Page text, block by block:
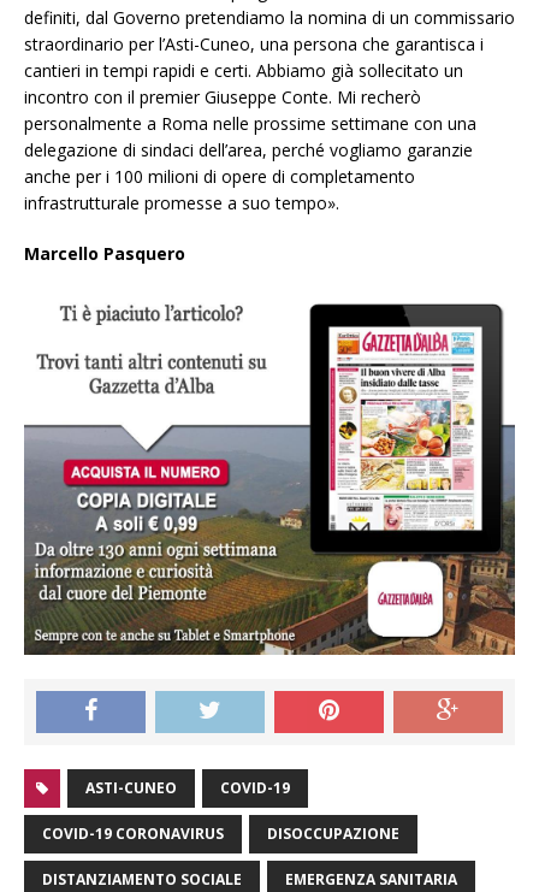
definiti, dal Governo pretendiamo la nomina di un commissario
straordinario per l’Asti-Cuneo, una persona che garantisca i
cantieri in tempi rapidi e certi. Abbiamo già sollecitato un
incontro con il premier Giuseppe Conte. Mi recherò
personalmente a Roma nelle prossime settimane con una
delegazione di sindaci dell’area, perché vogliamo garanzie
anche per i 100 milioni di opere di completamento
infrastrutturale promesse a suo tempo».
Marcello Pasquero
ASTI-CUNEO COVID-19
COVID-19 CORONAVIRUS DISOCCUPAZIONE
DISTANZIAMENTO SOCIALE EMERGENZA SANITARIA